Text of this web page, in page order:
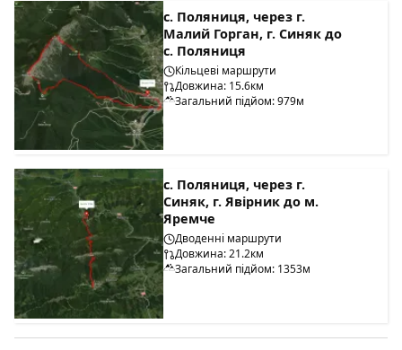
с. Поляниця, через г.
Малий Горган, г. Синяк до
с. Поляниця
Кільцеві маршрути
Довжина: 15.6км
Загальний підйом: 979м
с. Поляниця, через г.
Синяк, г. Явірник до м.
Яремче
Дводенні маршрути
Довжина: 21.2км
Загальний підйом: 1353м